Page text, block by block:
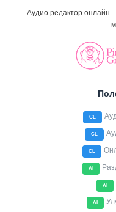
Аудио редактор онлайн -
CL
CL
CL
AI
AI
AI